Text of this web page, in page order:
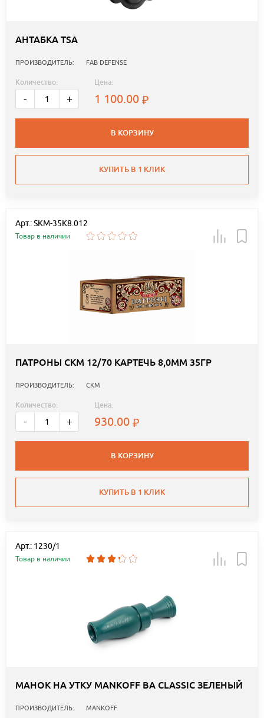
АНТАБКА TSA
ПРОИЗВОДИТЕЛЬ: FAB DEFENSE
Количество:
- +
Цена:
1 100.00
В КОРЗИНУ
КУПИТЬ В 1 КЛИК
Арт.: SKM-35K8.012
Товар в наличии
ПАТРОНЫ СКМ 12/70 КАРТЕЧЬ 8,0ММ 35ГР
ПРОИЗВОДИТЕЛЬ: СКМ
Количество:
- +
Цена:
930.00
В КОРЗИНУ
КУПИТЬ В 1 КЛИК
Арт.: 1230/1
Товар в наличии
МАНОК НА УТКУ MANKOFF BA CLASSIC ЗЕЛЕНЫЙ
ПРОИЗВОДИТЕЛЬ: MANKOFF